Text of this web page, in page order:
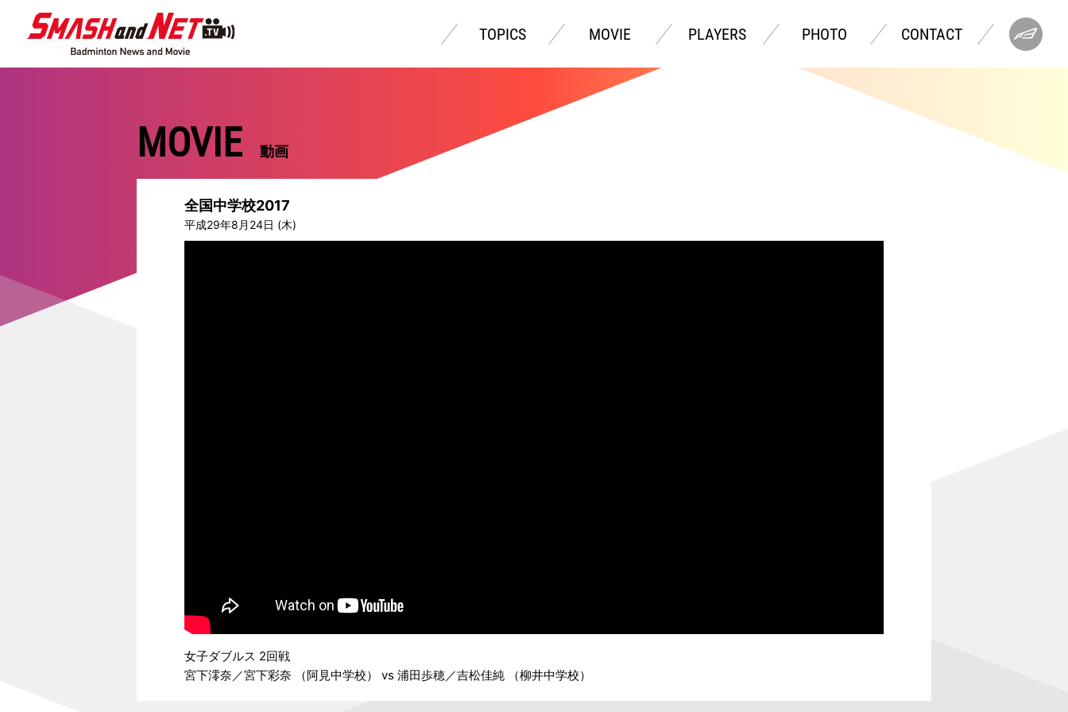
TOPICS MOVIE PLAYERS PHOTO CONTACT
MOVIE 動画
全国中学校2017
平成29年8月24日 (木)
女子ダブルス 2回戦
宮下澪奈／宮下彩奈 （阿見中学校） vs 浦田歩穂／吉松佳純 （柳井中学校）